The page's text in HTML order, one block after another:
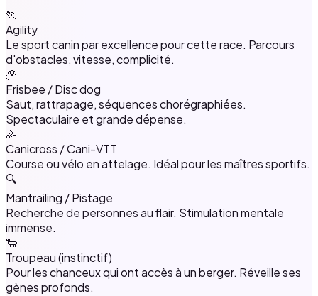
🏃
Agility
Le sport canin par excellence pour cette race. Parcours
d'obstacles, vitesse, complicité.
🥏
Frisbee / Disc dog
Saut, rattrapage, séquences chorégraphiées.
Spectaculaire et grande dépense.
🚴
Canicross / Cani-VTT
Course ou vélo en attelage. Idéal pour les maîtres sportifs.
🔍
Mantrailing / Pistage
Recherche de personnes au flair. Stimulation mentale
immense.
🐑
Troupeau (instinctif)
Pour les chanceux qui ont accès à un berger. Réveille ses
gènes profonds.